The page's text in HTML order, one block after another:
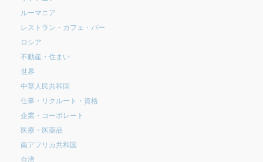
ルーマニア
レストラン・カフェ・バー
ロシア
不動産・住まい
世界
中華人民共和国
仕事・リクルート・資格
企業・コーポレート
医療・医薬品
南アフリカ共和国
台湾